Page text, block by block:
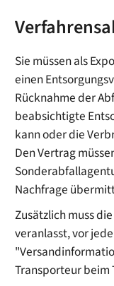
Sie müssen als
einen
Rücknahme der
beabsichtigte
kann oder die
Den Vertrag
Nachfrage
Zusätzlich muss
veranlasst, vor
Transporteur